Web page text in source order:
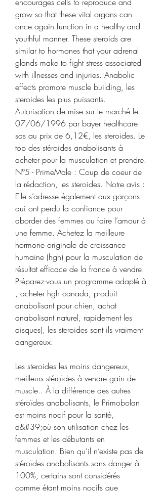
grow so that these vital organs can
once again function in a healthy and
youthful manner. These steroids are
similar to hormones that your adrenal
glands make to fight stress associated
with illnesses and injuries. Anabolic
effects promote muscle building, les
steroides les plus puissants.
Autorisation de mise sur le marché le
07/06/1996 par bayer healthcare
sas au prix de 6,12€, les steroides. Le
top des stéroides anabolisants à
acheter pour la musculation et prendre.
N°5 - PrimeMale : Coup de coeur de
la rédaction, les steroides. Notre avis :
Elle s’adresse également aux garçons
qui ont perdu la confiance pour
aborder des femmes ou faire l’amour à
une femme. Achetez la meilleure
hormone originale de croissance
humaine (hgh) pour la musculation de
résultat efficace de la france à vendre.
Préparez-vous un programme adapté à
, acheter hgh canada, produit
anabolisant pour chien, achat
anabolisant naturel, rapidement les
disques), les steroides sont ils vraiment
dangereux.
Les steroides les moins dangereux,
meilleurs stéroïdes à vendre gain de
muscle.. À la différence des autres
stéroïdes anabolisants, le Primobolan
est moins nocif pour la santé,
d&#39;où son utilisation chez les
femmes et les débutants en
musculation. Bien qu’il n’existe pas de
stéroïdes anabolisants sans danger à
100%, certains sont considérés
comme étant moins nocifs que